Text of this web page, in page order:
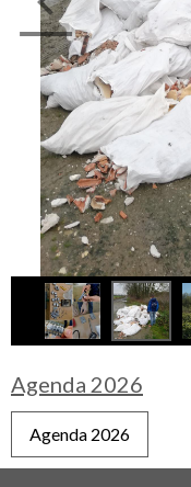
Agenda 2026
Agenda 2026